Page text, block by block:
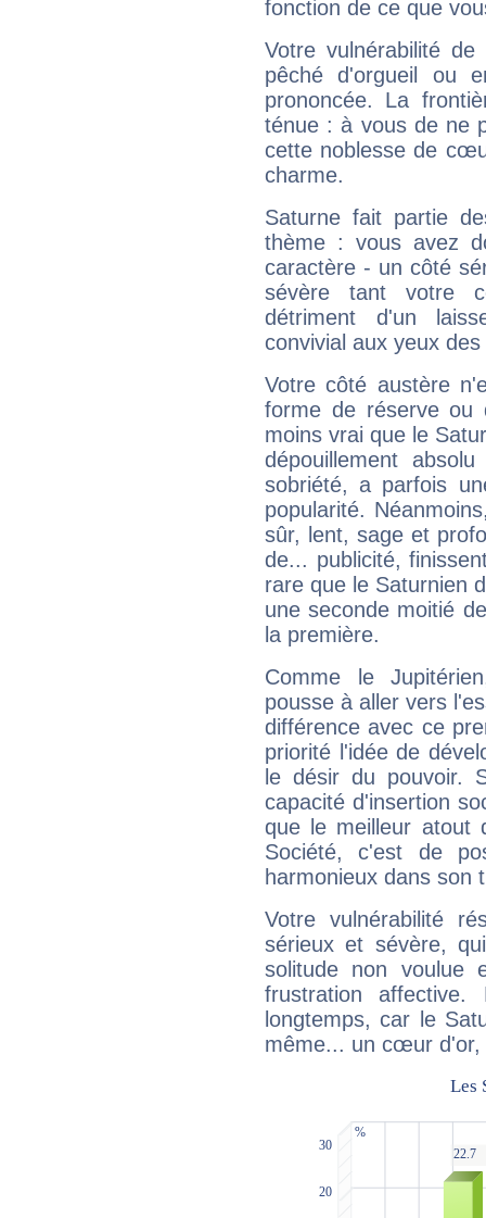
fonction de ce que
Votre vulnérabilité
pêché d'orgueil ou
prononcée. La
ténue : à vous de ne
cette noblesse de
charme.
Saturne fait partie
thème : vous avez
caractère - un côté
sévère tant votre
détriment d'un
convivial aux yeux
Votre côté austère
forme de réserve
moins vrai que le
dépouillement
sobriété, a parfois
popularité.
sûr, lent, sage et
de... publicité,
rare que le Saturnien
une seconde moitié
la première.
Comme le
pousse à aller vers
différence avec ce
priorité l'idée de
le désir du pouvoir.
capacité d'insertion
que le meilleur atout
Société, c'est de
harmonieux dans son
Votre vulnérabilité
sérieux et sévère,
solitude non voulue
frustration
longtemps, car le
même... un cœur d'or,